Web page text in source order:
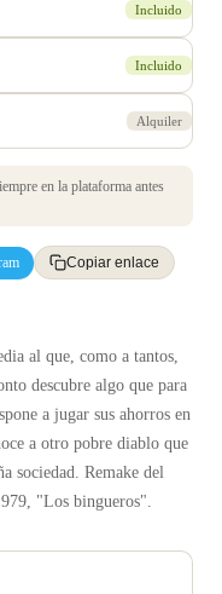
Incluido
Incluido
Alquiler
en la plataforma antes
Copiar enlace
al que, como a tantos,
descubre algo que para
a jugar sus ahorros en
a otro pobre diablo que
sociedad. Remake del
"Los bingueros".